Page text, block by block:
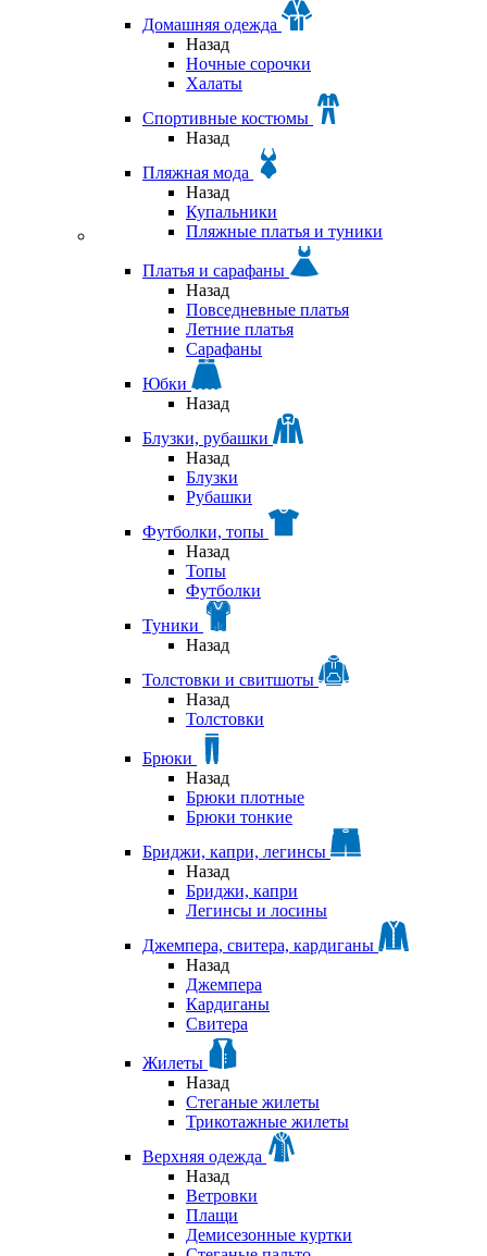
Домашняя одежда
Назад
Ночные сорочки
Халаты
Спортивные костюмы
Назад
Пляжная мода
Назад
Купальники
Пляжные платья и туники
Платья и сарафаны
Назад
Повседневные платья
Летние платья
Сарафаны
Юбки
Назад
Блузки, рубашки
Назад
Блузки
Рубашки
Футболки, топы
Назад
Топы
Футболки
Туники
Назад
Толстовки и свитшоты
Назад
Толстовки
Брюки
Назад
Брюки плотные
Брюки тонкие
Бриджи, капри, легинсы
Назад
Бриджи, капри
Легинсы и лосины
Джемпера, свитера, кардиганы
Назад
Джемпера
Кардиганы
Свитера
Жилеты
Назад
Стеганые жилеты
Трикотажные жилеты
Верхняя одежда
Назад
Ветровки
Плащи
Демисезонные куртки